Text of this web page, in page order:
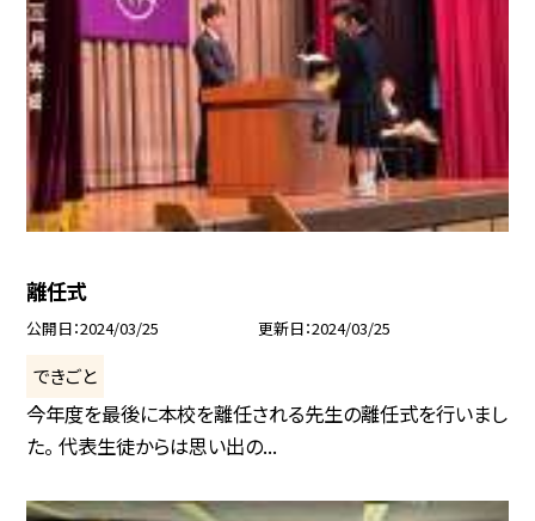
離任式
公開日 2024/03/25 更新日 2024/03/25
できごと
今年度を最後に本校を離任される先生の離任式を行いまし
た。 代表生徒からは思い出の...